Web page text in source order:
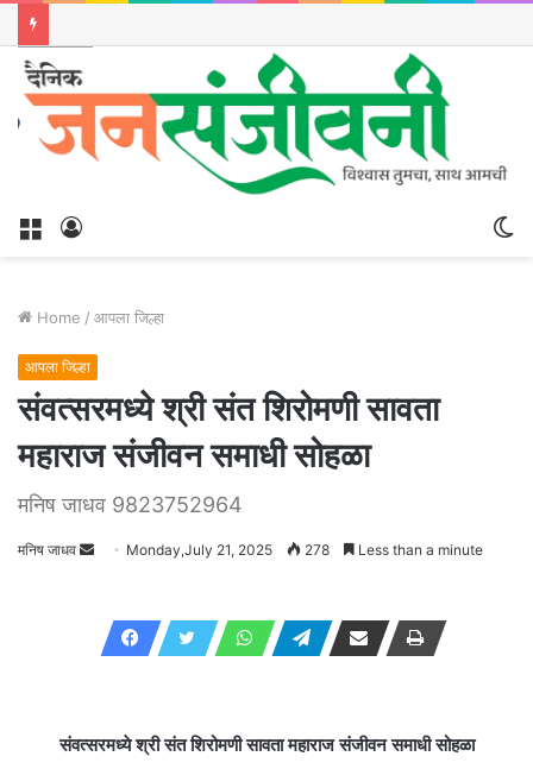
Menu
Home / आपला जिल्हा
आपला जिल्हा
संवत्सरमध्ये श्री संत शिरोमणी सावता
महाराज संजीवन समाधी सोहळा
मनिष जाधव 9823752964
मनिष जाधव
SendMonday,July 21, 2025 278 Less than a minute
संवत्सरमध्ये श्री संत शिरोमणी सावता महाराज संजीवन समाधी सोहळा